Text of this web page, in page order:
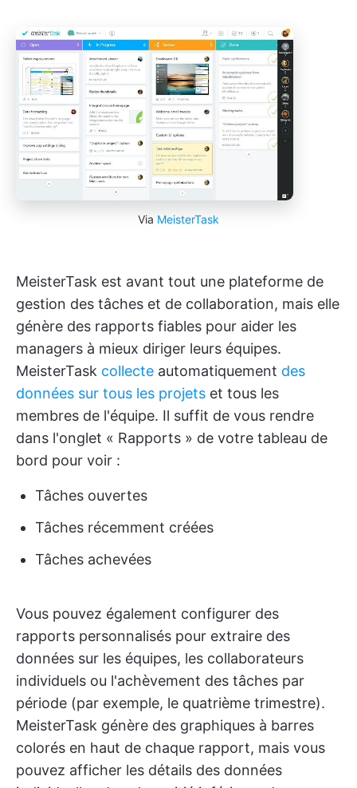
Via MeisterTask
MeisterTask est avant tout une plateforme de
gestion des tâches et de collaboration, mais elle
génère des rapports fiables pour aider les
managers à mieux diriger leurs équipes.
MeisterTask collecte automatiquement des
données sur tous les projets et tous les
membres de l'équipe. Il suffit de vous rendre
dans l'onglet « Rapports » de votre tableau de
bord pour voir :
Tâches ouvertes
Tâches récemment créées
Tâches achevées
Vous pouvez également configurer des
rapports personnalisés pour extraire des
données sur les équipes, les collaborateurs
individuels ou l'achèvement des tâches par
période (par exemple, le quatrième trimestre).
MeisterTask génère des graphiques à barres
colorés en haut de chaque rapport, mais vous
pouvez afficher les détails des données